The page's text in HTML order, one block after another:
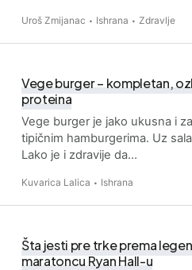
Uroš Zmijanac Ishrana Zdravlje
Vege burger – kompletan,
proteina
Vege burger je jako ukusna i
tipičnim hamburgerima. Uz
Lako je i zdravije da…
Kuvarica Lalica Ishrana
Šta jesti pre trke prema
maratoncu Ryan Hall-u